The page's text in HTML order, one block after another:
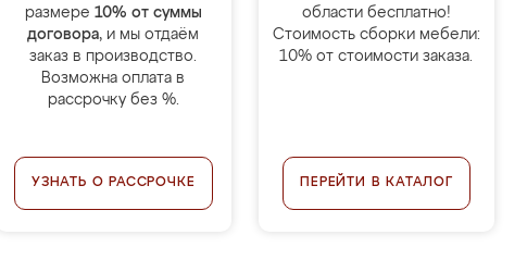
размере 10% от суммы
договора, и мы отдаём
заказ в производство.
Возможна оплата в
рассрочку без %.
УЗНАТЬ О РАССРОЧКЕ
области бесплатно!
Стоимость сборки мебели:
10% от стоимости заказа.
ПЕРЕЙТИ В КАТАЛОГ